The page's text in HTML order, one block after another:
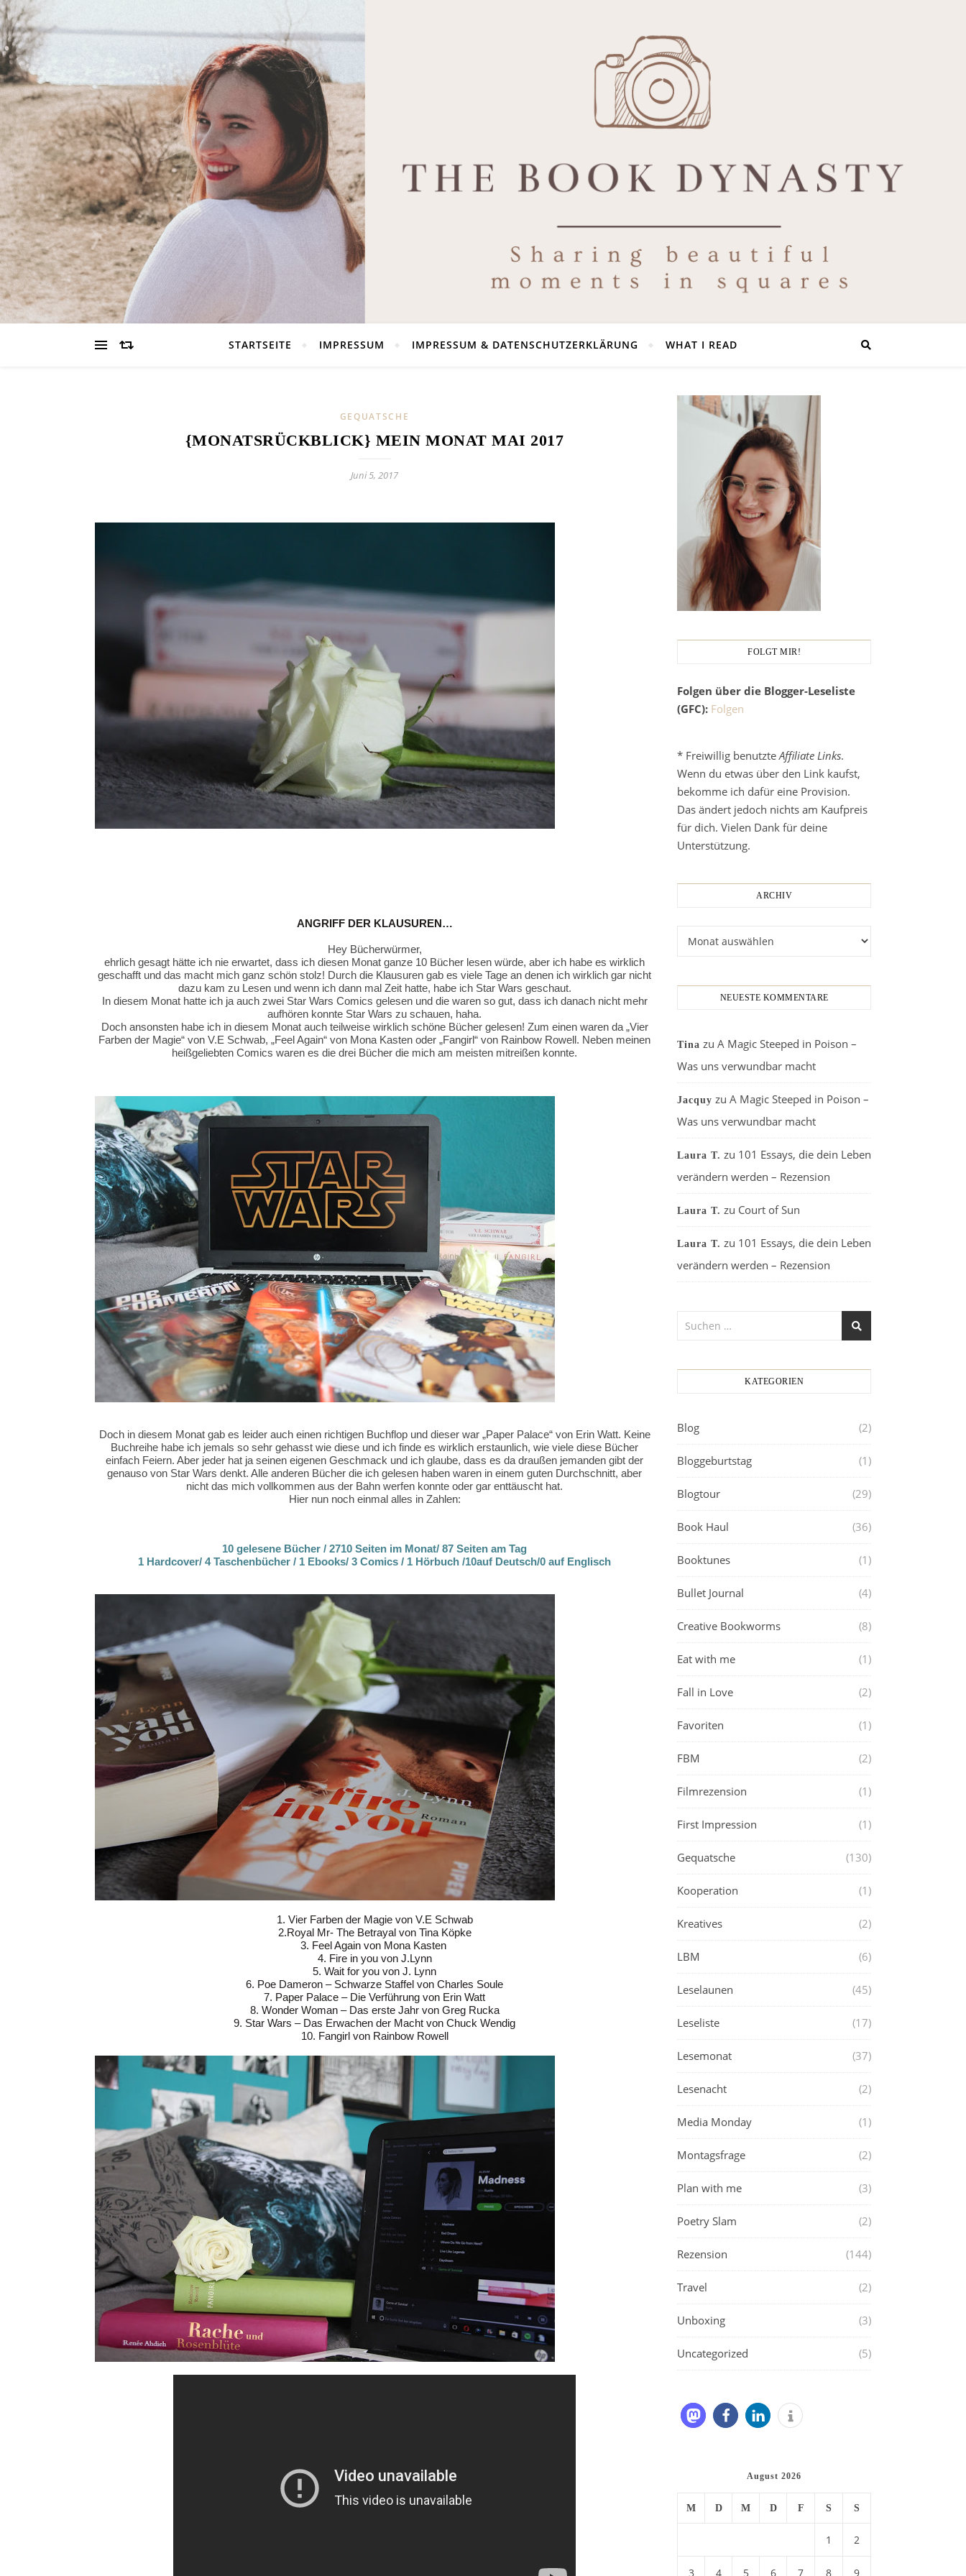
STARTSEITE IMPRESSUM IMPRESSUM & DATENSCHUTZERKLÄRUNG WHAT I READ
GEQUATSCHE
{MONATSRÜCKBLICK} MEIN MONAT MAI 2017
Juni 5, 2017
ANGRIFF DER KLAUSUREN…
Hey Bücherwürmer,
ehrlich gesagt hätte ich nie erwartet, dass ich diesen Monat ganze 10 Bücher lesen würde, aber ich habe es wirklich
geschafft und das macht mich ganz schön stolz! Durch die Klausuren gab es viele Tage an denen ich wirklich gar nicht
dazu kam zu Lesen und wenn ich dann mal Zeit hatte, habe ich Star Wars geschaut.
In diesem Monat hatte ich ja auch zwei Star Wars Comics gelesen und die waren so gut, dass ich danach nicht mehr
aufhören konnte Star Wars zu schauen, haha.
Doch ansonsten habe ich in diesem Monat auch teilweise wirklich schöne Bücher gelesen! Zum einen waren da „Vier
Farben der Magie“ von V.E Schwab, „Feel Again“ von Mona Kasten oder „Fangirl“ von Rainbow Rowell. Neben meinen
heißgeliebten Comics waren es die drei Bücher die mich am meisten mitreißen konnte.
Doch in diesem Monat gab es leider auch einen richtigen Buchflop und dieser war „Paper Palace“ von Erin Watt. Keine
Buchreihe habe ich jemals so sehr gehasst wie diese und ich finde es wirklich erstaunlich, wie viele diese Bücher
einfach Feiern. Aber jeder hat ja seinen eigenen Geschmack und ich glaube, dass es da draußen jemanden gibt der
genauso von Star Wars denkt. Alle anderen Bücher die ich gelesen haben waren in einem guten Durchschnitt, aber
nicht das mich vollkommen aus der Bahn werfen konnte oder gar enttäuscht hat.
Hier nun noch einmal alles in Zahlen:
10 gelesene Bücher / 2710 Seiten im Monat/ 87 Seiten am Tag
1 Hardcover/ 4 Taschenbücher / 1 Ebooks/ 3 Comics / 1 Hörbuch /10auf Deutsch/0 auf Englisch
1. Vier Farben der Magie von V.E Schwab
2.Royal Mr- The Betrayal von Tina Köpke
3. Feel Again von Mona Kasten
4. Fire in you von J.Lynn
5. Wait for you von J. Lynn
6. Poe Dameron – Schwarze Staffel von Charles Soule
7. Paper Palace – Die Verführung von Erin Watt
8. Wonder Woman – Das erste Jahr von Greg Rucka
9. Star Wars – Das Erwachen der Macht von Chuck Wendig
10. Fangirl von Rainbow Rowell
FOLGT MIR!
Folgen über die Blogger-Leseliste
(GFC): Folgen
* Freiwillig benutzteAffiliate Links.
Wenn du etwas über den Link kaufst,
bekomme ich dafür eine Provision.
Das ändert jedoch nichts am Kaufpreis
für dich. Vielen Dank für deine
Unterstützung.
ARCHIV
NEUESTE KOMMENTARE
Tina zu A Magic Steeped in Poison –
Was uns verwundbar macht
Jacquy zu A Magic Steeped in Poison –
Was uns verwundbar macht
Laura T. zu 101 Essays, die dein Leben
verändern werden – Rezension
Laura T. zu Court of Sun
Laura T. zu 101 Essays, die dein Leben
verändern werden – Rezension
KATEGORIEN
Blog (2)
Bloggeburtstag (1)
Blogtour (29)
Book Haul (36)
Booktunes (1)
Bullet Journal (4)
Creative Bookworms (8)
Eat with me (1)
Fall in Love (2)
Favoriten (1)
FBM (2)
Filmrezension (1)
First Impression (1)
Gequatsche (130)
Kooperation (1)
Kreatives (2)
LBM (6)
Leselaunen (45)
Leseliste (17)
Lesemonat (37)
Lesenacht (2)
Media Monday (1)
Montagsfrage (2)
Plan with me (3)
Poetry Slam (2)
Rezension (144)
Travel (2)
Unboxing (3)
Uncategorized (5)
August 2026
M D M D F S S
1 2
3 4 5 6 7 8 9